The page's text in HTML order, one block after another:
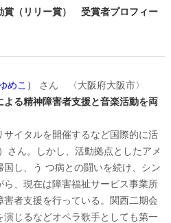
賞（リリー賞） 受賞者プロフィー
めこ）
さん 〈大阪府大阪市〉
る精神障害者支援と音楽活動を両
イタルを開催するなど国際的に活
さん。しかし、活動拠点としたアメ
国し、う つ病との闘いを続け、シン
、現在は障害福祉サービス事業所
者支援を行っている。関西二期会
じるなどオペラ歌手としても第一